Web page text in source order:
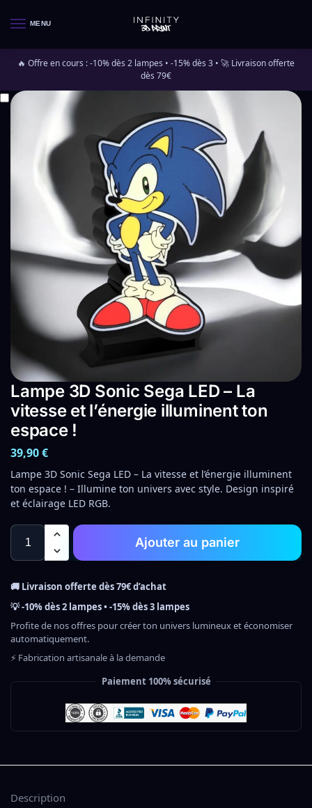
MENU
🔥 Offre en cours : -10% dès 2 lampes • -15% dès 3 • 🚀 Livraison offerte
dès 79€
Lampe 3D Sonic Sega LED – La
vitesse et l’énergie illuminent ton
espace !
39,90€
Lampe 3D Sonic Sega LED – La vitesse et l’énergie illuminent
ton espace ! – Illumine ton univers avec style. Design inspiré
et éclairage LED RGB.
Ajouter au panier
🚚 Livraison offerte dès 79€ d’achat
💡 -10% dès 2 lampes • -15% dès 3 lampes
Profite de nos offres pour créer ton univers lumineux et économiser
automatiquement.
⚡ Fabrication artisanale à la demande
Paiement 100% sécurisé
Description